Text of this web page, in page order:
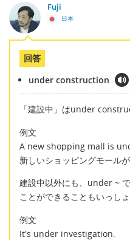
Fuji
日本
回答
under construction
「建設中」はunder
例文
A new shopping mall is
新しいショッピングモールが
建設中以外にも、under ~
ことができることもいっし
例文
It's under investigation.